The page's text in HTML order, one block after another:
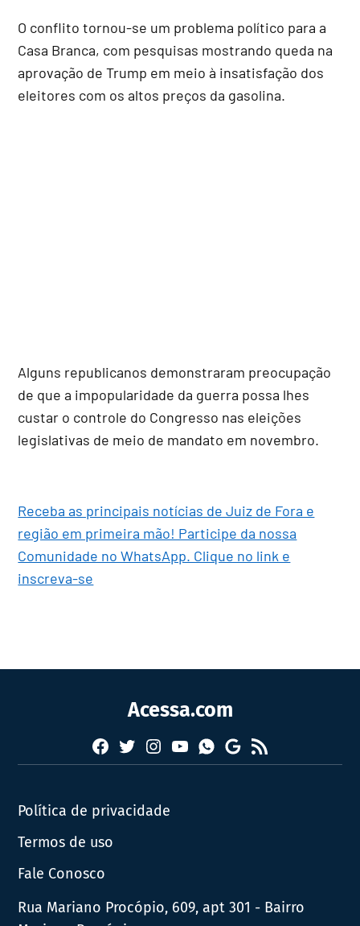
O conflito tornou-se um problema político para a
Casa Branca, com pesquisas mostrando queda na
aprovação de Trump em meio à insatisfação dos
eleitores com os altos preços da gasolina.
Alguns republicanos demonstraram preocupação
de que a impopularidade da guerra possa lhes
custar o controle do Congresso nas eleições
legislativas de meio de mandato em novembro.
Receba as principais notícias de Juiz de Fora e
região em primeira mão! Participe da nossa
Comunidade no WhatsApp. Clique no link e
inscreva-se
Acessa.com
Facebook
TwitterInstagram
YouTubeWhatsapp
Google
News
RSS
Política de privacidade
Termos de uso
Fale Conosco
Rua Mariano Procópio, 609, apt 301 - Bairro